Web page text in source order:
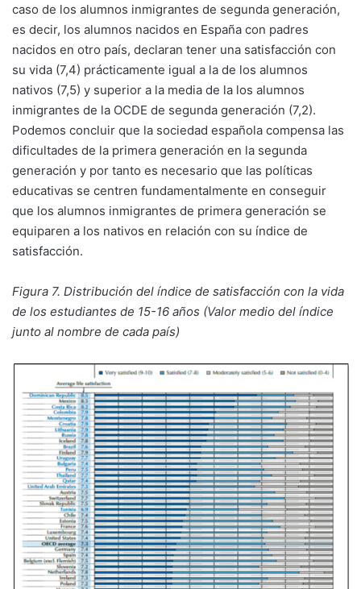
caso de los alumnos inmigrantes de segunda generación,
es decir, los alumnos nacidos en España con padres
nacidos en otro país, declaran tener una satisfacción con
su vida (7,4) prácticamente igual a la de los alumnos
nativos (7,5) y superior a la media de la los alumnos
inmigrantes de la OCDE de segunda generación (7,2).
Podemos concluir que la sociedad española compensa las
dificultades de la primera generación en la segunda
generación y por tanto es necesario que las políticas
educativas se centren fundamentalmente en conseguir
que los alumnos inmigrantes de primera generación se
equiparen a los nativos en relación con su índice de
satisfacción.
Figura 7. Distribución del índice de satisfacción con la vida
de los estudiantes de 15-16 años (Valor medio del índice
junto al nombre de cada país)